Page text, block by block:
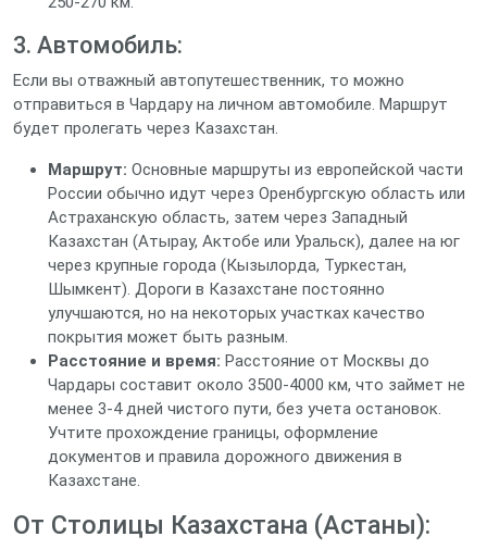
3. Автомобиль:
Если вы отважный автопутешественник, то можно
отправиться в Чардару на личном автомобиле. Маршрут
будет пролегать через Казахстан.
Маршрут: Основные маршруты из европейской части
России обычно идут через Оренбургскую область или
Астраханскую область, затем через Западный
Казахстан (Атырау, Актобе или Уральск), далее на юг
через крупные города (Кызылорда, Туркестан,
Шымкент). Дороги в Казахстане постоянно
улучшаются, но на некоторых участках качество
покрытия может быть разным.
Расстояние и время: Расстояние от Москвы до
Чардары составит около 3500-4000 км, что займет не
менее 3-4 дней чистого пути, без учета остановок.
Учтите прохождение границы, оформление
документов и правила дорожного движения в
Казахстане.
От Столицы Казахстана (Астаны):